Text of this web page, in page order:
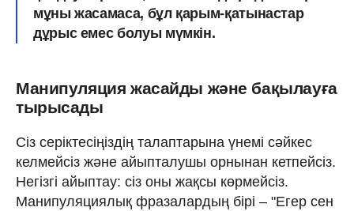
мұны жасамаса, бұл қарым-қатынастар
дұрыс емес болуы мүмкін.
Манипуляция жасайды және бақылауға
тырысады
Сіз серіктесіңіздің талаптарына үнемі сәйкес
келмейсіз және айыпталушы орнынан кетпейсіз.
Негізгі айыптау: сіз оны жақсы көрмейсіз.
Манипуляциялық фразалардың бірі – "Егер сен